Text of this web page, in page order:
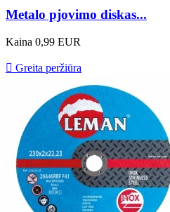
Metalo pjovimo diskas...
Kaina 0,99 EUR
 Greita peržiūra